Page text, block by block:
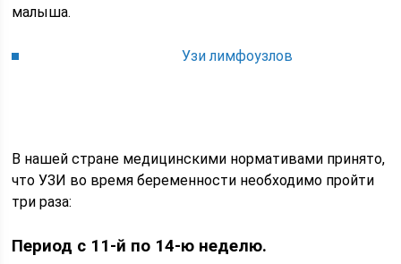
малыша.
Узи лимфоузлов
В нашей стране медицинскими нормативами принято,
что УЗИ во время беременности необходимо пройти
три раза:
Период с 11-й по 14-ю неделю.